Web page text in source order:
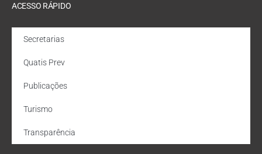
ACESSO RÁPIDO
Secretarias
Quatis Prev
Publicações
Turismo
Transparência